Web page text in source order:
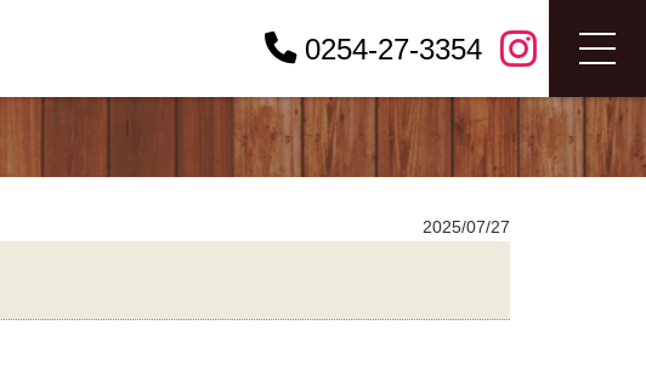
0254-27-3354
2025/07/27